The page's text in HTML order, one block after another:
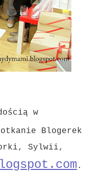
w
Blogerek
Sylwii,
.